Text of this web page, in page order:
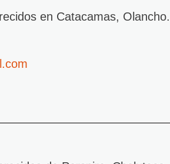
en Catacamas, Olancho.